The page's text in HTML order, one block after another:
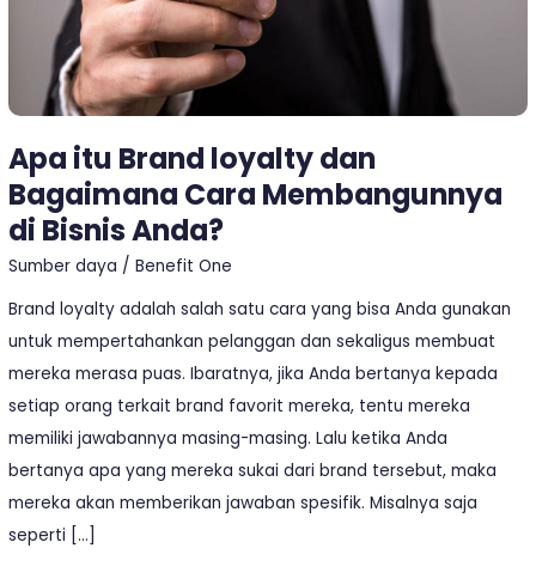
Apa itu Brand loyalty dan
Bagaimana Cara Membangunnya
di Bisnis Anda?
Sumber daya /Benefit One
Brand loyalty adalah salah satu cara yang bisa Anda gunakan
untuk mempertahankan pelanggan dan sekaligus membuat
mereka merasa puas. Ibaratnya, jika Anda bertanya kepada
setiap orang terkait brand favorit mereka, tentu mereka
memiliki jawabannya masing-masing. Lalu ketika Anda
bertanya apa yang mereka sukai dari brand tersebut, maka
mereka akan memberikan jawaban spesifik. Misalnya saja
seperti […]
Membangunnya
Bisnis
Anda?